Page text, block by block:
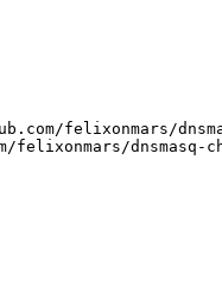
felixonmars/
dnsmasq-